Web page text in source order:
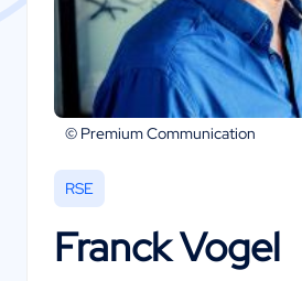
© Premium Communication
RSE
Franck Vogel